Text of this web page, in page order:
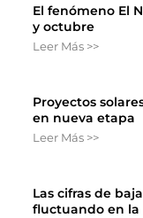
El fenómeno El
y octubre
Leer Más >>
Proyectos
en nueva etapa
Leer Más >>
Las cifras de
fluctuando en la